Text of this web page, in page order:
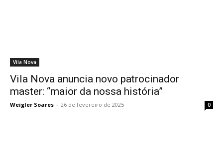
Vila Nova
Vila Nova anuncia novo patrocinador
master: “maior da nossa história”
Weigler Soares - 26 de fevereiro de 2025 0